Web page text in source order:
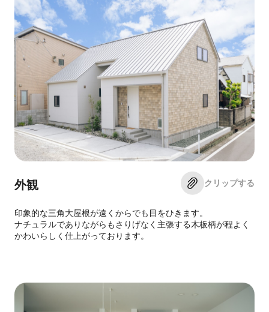
外観
印象的な三角大屋根が遠くからでも目をひきます。
ナチュラルでありながらもさりげなく主張する木板柄が程よく
かわいらしく仕上がっております。
クリップする